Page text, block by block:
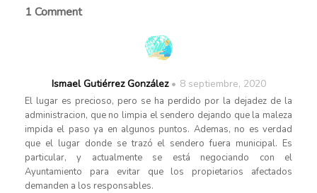
1 Comment
Ismael Gutiérrez González 8 septiembre, 2020
El lugar es precioso, pero se ha perdido por la dejadez de la
administracion, que no limpia el sendero dejando que la maleza
impida el paso ya en algunos puntos. Ademas, no es verdad
que el lugar donde se trazó el sendero fuera municipal. Es
particular, y actualmente se está negociando con el
Ayuntamiento para evitar que los propietarios afectados
demanden a los responsables.